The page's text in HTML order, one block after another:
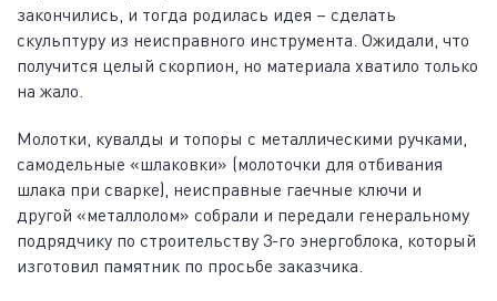
закончились, и тогда родилась идея – сделать
скульптуру из неисправного инструмента. Ожидали, что
получится целый скорпион, но материала хватило только
на жало.
Молотки, кувалды и топоры с металлическими ручками,
самодельные «шлаковки» (молоточки для отбивания
шлака при сварке), неисправные гаечные ключи и
другой «металлолом» собрали и передали генеральному
подрядчику по строительству 3-го энергоблока, который
изготовил памятник по просьбе заказчика.